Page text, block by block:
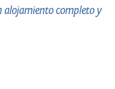
alojamiento completo y